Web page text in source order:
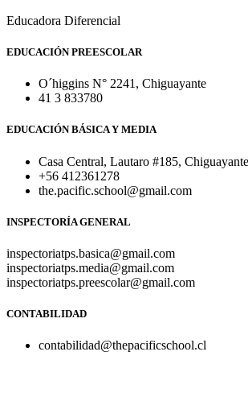
Educadora Diferencial
EDUCACIÓN PREESCOLAR
O´higgins N° 2241, Chiguayante
41 3 833780
EDUCACIÓN BÁSICA Y MEDIA
Casa Central, Lautaro #185, Chiguayante
+56 412361278
the.pacific.school@gmail.com
INSPECTORÍA GENERAL
inspectoriatps.basica@gmail.com
inspectoriatps.media@gmail.com
inspectoriatps.preescolar@gmail.com
CONTABILIDAD
contabilidad@thepacificschool.cl